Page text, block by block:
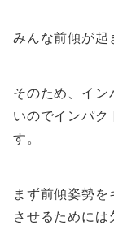
みんな前傾が起
そのため、イン
いのでインパク
す。
まず前傾姿勢
させるためには